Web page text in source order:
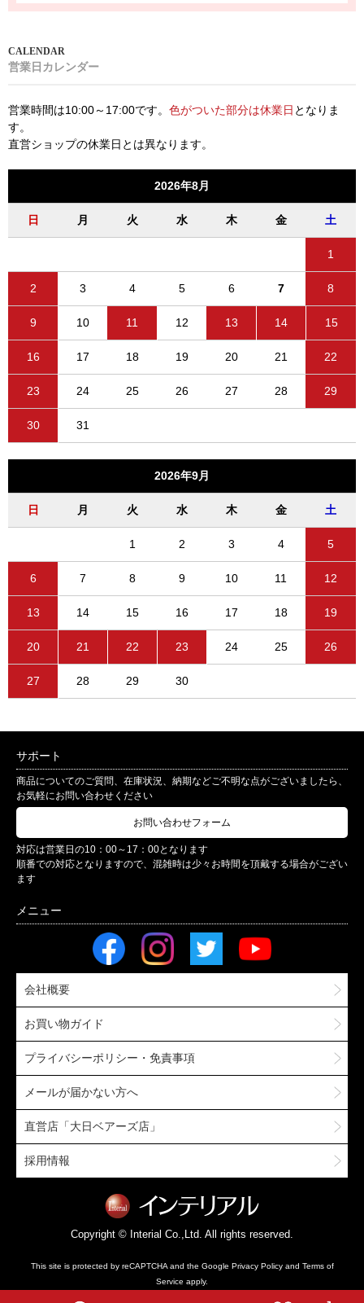
営業日カレンダー
営業時間は10:00～17:00です。 色がついた部分は休業日 となりま
す。
直営ショップの休業日とは異なります。
2026年8月
日 月 火 水 木 金 土
1
2 3 4 5 6 7 8
9 10 11 12 13 14 15
16 17 18 19 20 21 22
23 24 25 26 27 28 29
30 31
2026年9月
日 月 火 水 木 金 土
1 2 3 4 5
6 7 8 9 10 11 12
13 14 15 16 17 18 19
20 21 22 23 24 25 26
27 28 29 30
サポート
商品についてのご質問、在庫状況、納期などご不明な点がございましたら、
お気軽にお問い合わせください
お問い合わせフォーム
対応は営業日の10：00～17：00となります
順番での対応となりますので、混雑時は少々お時間を頂戴する場合がござい
ます
会社概要
お買い物ガイド
プライバシーポリシー・免責事項
メールが届かない方へ
直営店「大日ベアーズ店」
採用情報
Copyright © Interial Co.,Ltd. All rights reserved.
This site is protected by reCAPTCHA and the Google Privacy Policyand Terms of
Service apply.